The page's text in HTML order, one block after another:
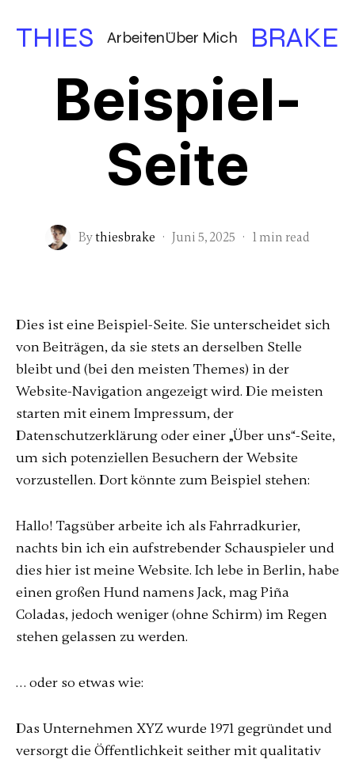
THIES ArbeitenÜber Mich BRAKE
Beispiel-
Seite
Bythiesbrake · Juni 5, 2025 · 1 min read
Dies ist eine Beispiel-Seite. Sie unterscheidet sich
von Beiträgen, da sie stets an derselben Stelle
bleibt und (bei den meisten Themes) in der
Website-Navigation angezeigt wird. Die meisten
starten mit einem Impressum, der
Datenschutzerklärung oder einer „Über uns“-Seite,
um sich potenziellen Besuchern der Website
vorzustellen. Dort könnte zum Beispiel stehen:
Hallo! Tagsüber arbeite ich als Fahrradkurier,
nachts bin ich ein aufstrebender Schauspieler und
dies hier ist meine Website. Ich lebe in Berlin, habe
einen großen Hund namens Jack, mag Piña
Coladas, jedoch weniger (ohne Schirm) im Regen
stehen gelassen zu werden.
… oder so etwas wie:
Das Unternehmen XYZ wurde 1971 gegründet und
versorgt die Öffentlichkeit seither mit qualitativ